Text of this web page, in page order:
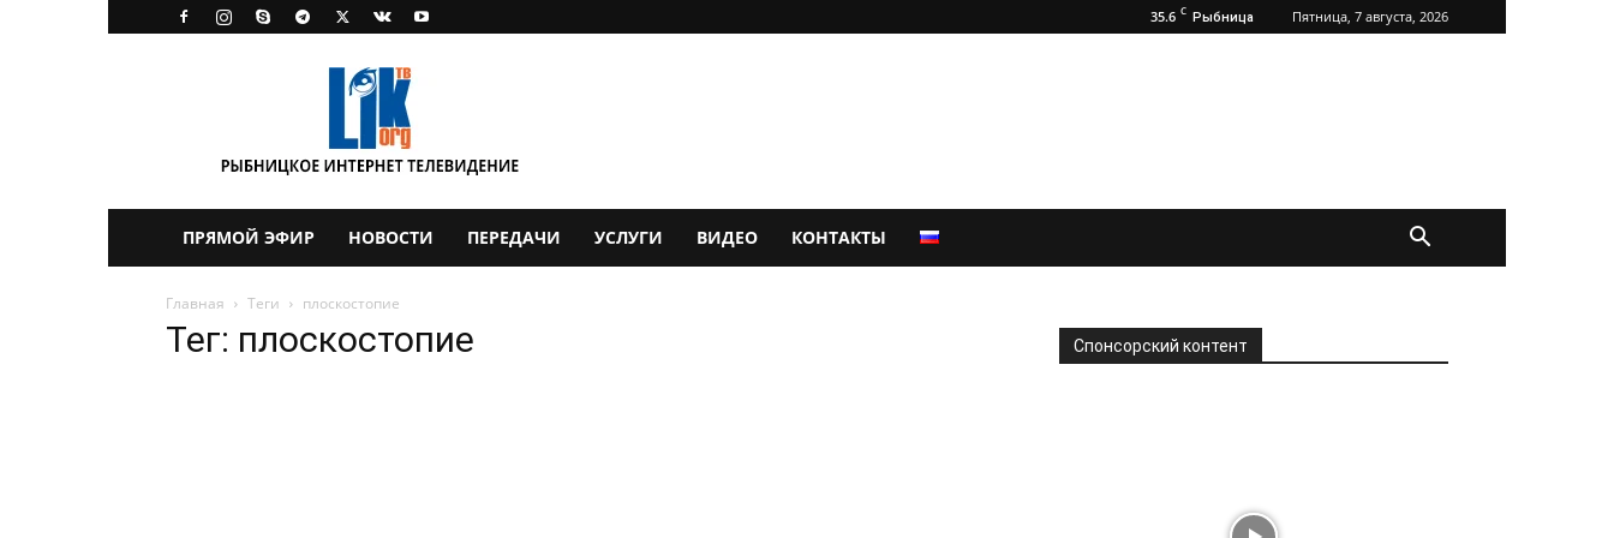
35.6 C Рыбница Пятница, 7 августа, 2026
ПРЯМОЙ ЭФИР НОВОСТИ ПЕРЕДАЧИ УСЛУГИ ВИДЕО КОНТАКТЫ
Главная Теги плоскостопие
Тег: плоскостопие Спонсорский контент